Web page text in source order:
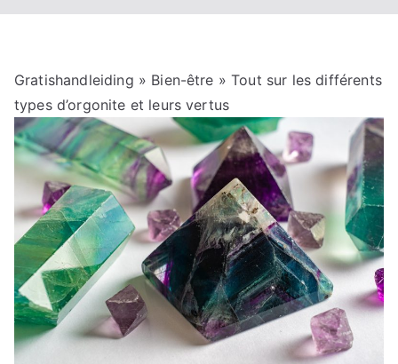
Gratishandleiding » Bien-être » Tout sur les différents
types d’orgonite et leurs vertus